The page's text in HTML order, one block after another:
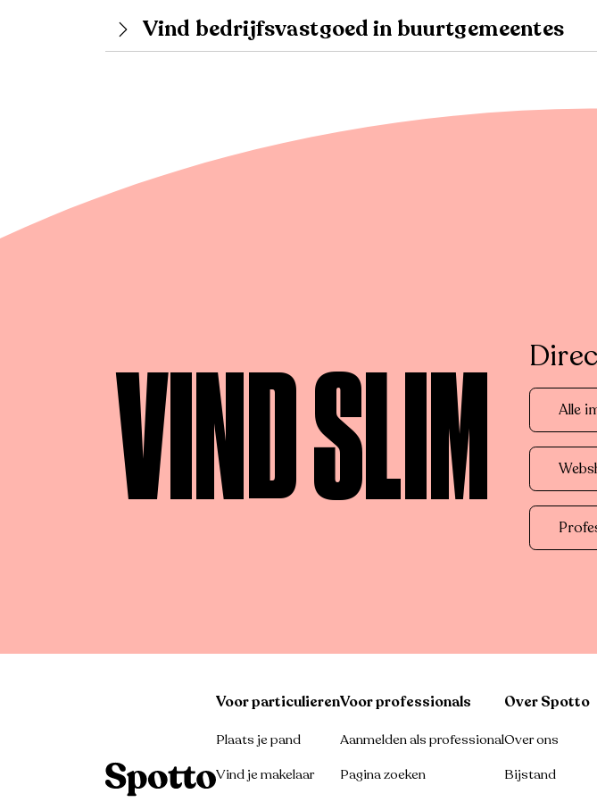
Vind bedrijfsvastgoed in buurtgemeentes
VIND SLIM Alle
Voor particulieren
Plaats je pand
Vind je makelaar
Voor professionals
Aanmelden als professional
Pagina zoeken
Over Spotto
Over ons
Bijstand